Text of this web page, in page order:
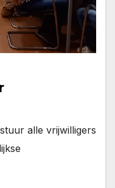
alle vrijwilligers